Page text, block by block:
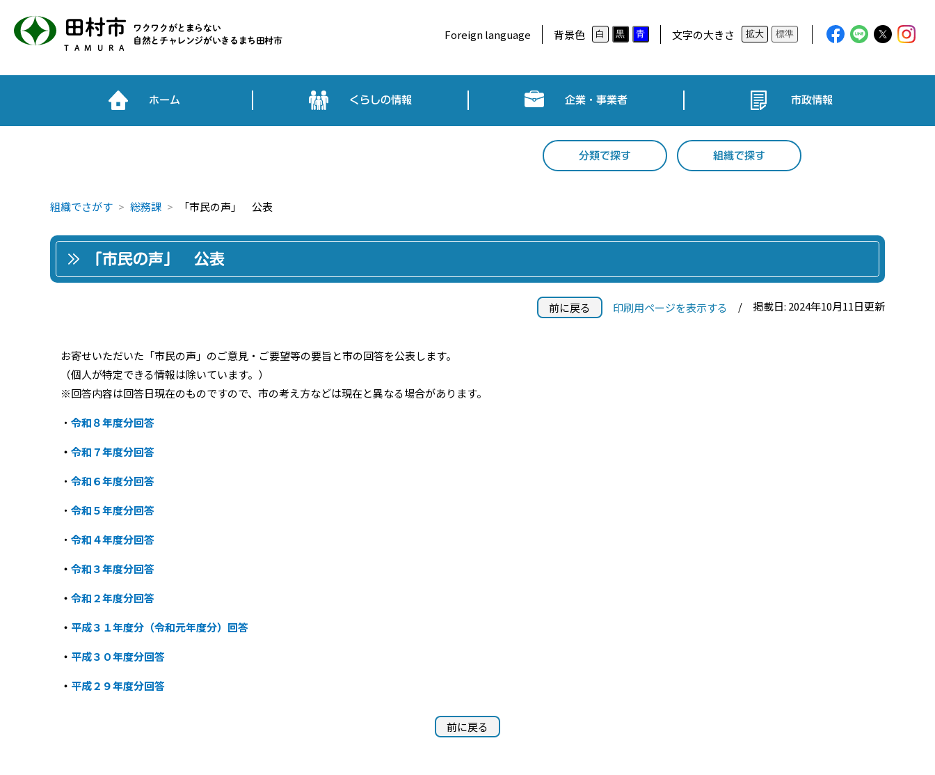
田村市
TAMURA
ワクワクがとまらない
自然とチャレンジがいきるまち田村市
Foreign language 背景色 白 黒 青 文字の大きさ 拡大 標準
ホーム くらしの情報 企業・事業者 市政情報
分類で探す 組織で探す
組織でさがす 総務課 「市民の声」 公表
「市民の声」 公表
前に戻る 印刷用ページを表示する 掲載日: 2024年10月11日更新
お寄せいただいた「市民の声」のご意見・ご要望等の要旨と市の回答を公表します。
（個人が特定できる情報は除いています。）
※回答内容は回答日現在のものですので、市の考え方などは現在と異なる場合があります。
・ 令和８年度分回答
・ 令和７年度分回答
・ 令和６年度分回答
・ 令和５年度分回答
・ 令和４年度分回答
・ 令和３年度分回答
・ 令和２年度分回答
・ 平成３１年度分（令和元年度分）回答
・ 平成３０年度分回答
・ 平成２９年度分回答
前に戻る